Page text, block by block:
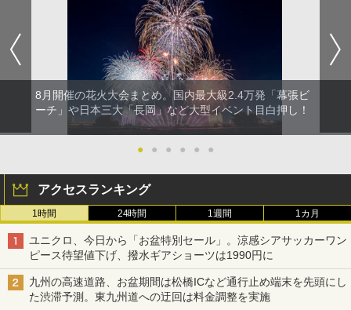
8月開催の花火大会まとめ。国内最大級2.4万発「幕張ビ
ーチ」や日本三大「長岡」など大型イベント目白押し！
● ● ● ● ● ●
アクセスランキング
1時間 24時間 1週間 1カ月
ユニクロ、今日から「お盆特別セール」。涼感シアサッカーワン
ピース待望値下げ、撥水ギアショーツは1990円に
九州の高速道路、お盆期間は松橋ICなど通行止め端末を先頭にし
た渋滞予測。東九州道への迂回は料金調整を実施